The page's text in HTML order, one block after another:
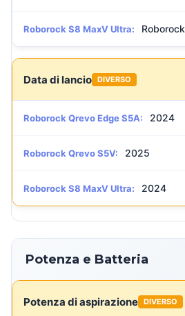
Roborock S8 MaxV Ultra: Roborock
Data di lancio DIVERSO
Roborock Qrevo Edge S5A: 2024
Roborock Qrevo S5V: 2025
Roborock S8 MaxV Ultra: 2024
Potenza e Batteria
Potenza di aspirazione DIVERSO